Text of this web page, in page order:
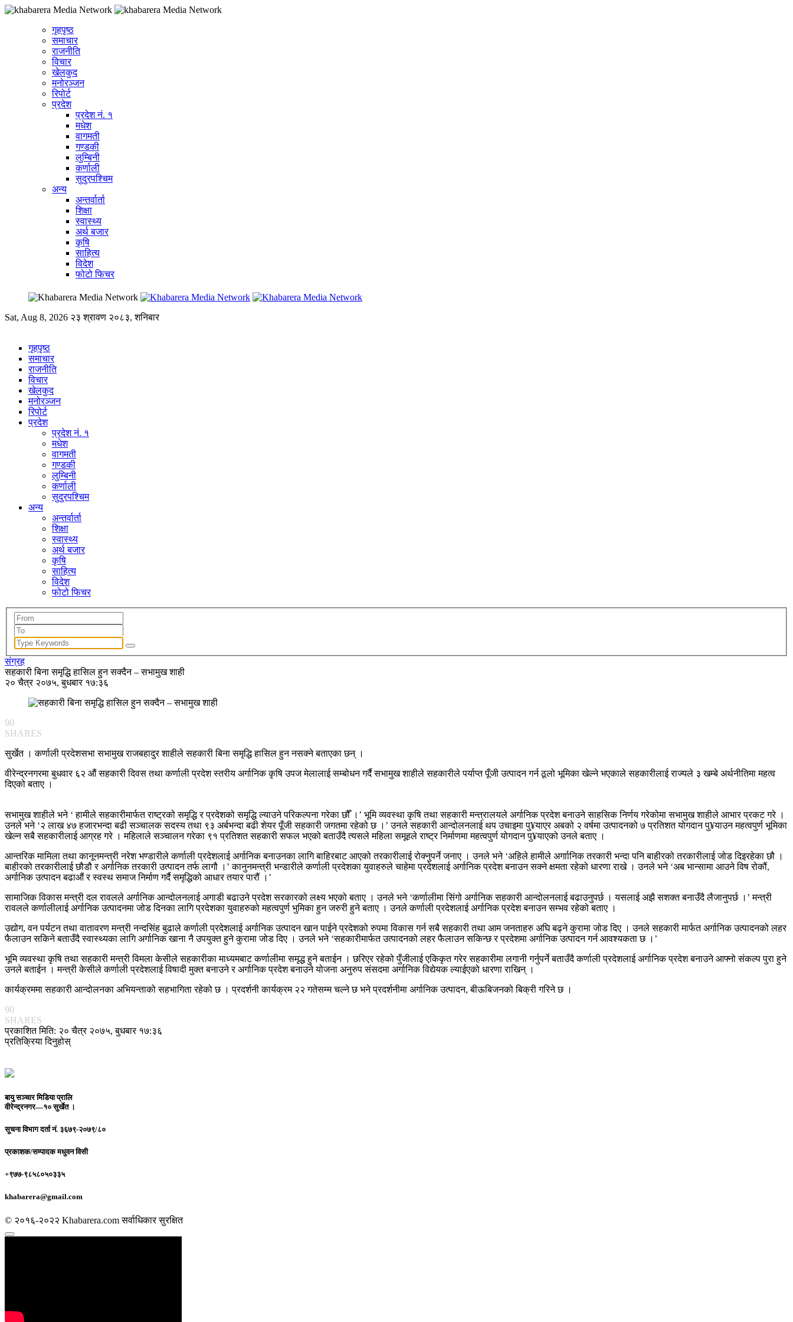
गृहपृष्ठ
समाचार
राजनीति
विचार
खेलकुद
मनोरञ्जन
रिपोर्ट
प्रदेश
प्रदेश नं. १
मधेश
वागमती
गण्डकी
लुम्बिनी
कर्णाली
सुदुरपश्चिम
अन्य
अन्तर्वार्ता
शिक्षा
स्वास्थ्य
अर्थ बजार
कृषि
साहित्य
विदेश
फोटो फिचर
Sat, Aug 8, 2026 २३ श्रावण २०८३, शनिबार
गृहपृष्ठ
समाचार
राजनीति
विचार
खेलकुद
मनोरञ्जन
रिपोर्ट
प्रदेश
प्रदेश नं. १
मधेश
वागमती
गण्डकी
लुम्बिनी
कर्णाली
सुदुरपश्चिम
अन्य
अन्तर्वार्ता
शिक्षा
स्वास्थ्य
अर्थ बजार
कृषि
साहित्य
विदेश
फोटो फिचर
संग्रह
सहकारी बिना समृद्धि हासिल हुन सक्दैन – सभामुख शाही
२० चैत्र २०७५, बुधबार १७:३६
90
SHARES
सुर्खेत । कर्णाली प्रदेशसभा सभामुख राजबहादुर शाहीले सहकारी बिना समृद्धि हासिल हुन नसक्ने बताएका छन् ।
वीरेन्द्रनगरमा बुधवार ६२ औं सहकारी दिवस तथा कर्णाली प्रदेश स्तरीय अर्गानिक कृषि उपज मेलालाई सम्बोधन गर्दै सभामुख शाहीले सहकारीले पर्याप्त पूँजी उत्पादन गर्न ठूलो भूमिका खेल्ने भएकाले सहकारीलाई राज्यले ३ खम्बे अर्थनीतिमा महत्व
दिएको बताए ।
सभामुख शाहीले भने ‘ हामीले सहकारीमार्फत राष्ट्रको समृद्धि र प्रदेशको समृद्धि ल्याउने परिकल्पना गरेका छौँ ।’ भूमि व्यवस्था कृषि तथा सहकारी मन्त्रालयले अर्गानिक प्रदेश बनाउने साहसिक निर्णय गरेकोमा सभामुख शाहीले आभार प्रकट गरे ।
उनले भने ‘२ लाख ४७ हजारभन्दा बढी सञ्चालक सदस्य तथा ९३ अर्बभन्दा बढी शेयर पूँजी सहकारी जगतमा रहेको छ ।’ उनले सहकारी आन्दोलनलाई थप उचाइमा पु¥याएर अबको २ वर्षमा उत्पादनको ७ प्रतिशत योगदान पु¥याउन महत्वपुर्ण भूमिका
खेल्न सबै सहकारीलाई आग्रह गरे । महिलाले सञ्चालन गरेका ९१ प्रतिशत सहकारी सफल भएको बताउँदै त्यसले महिला समूहले राष्ट्र निर्माणमा महत्वपुर्ण योगदान पु¥याएको उनले बताए ।
आन्तरिक मामिला तथा कानूनमन्त्री नरेश भण्डारीले कर्णाली प्रदेशलाई अर्गानिक बनाउनका लागि बाहिरबाट आएको तरकारीलाई रोक्नुपर्ने जनाए । उनले भने ‘अहिले हामीले अर्गाानिक तरकारी भन्दा पनि बाहीरको तरकारीलाई जोड दिइरहेका छौ ।
बाहीरको तरकारीलाई छौडौ र अर्गानिक तरकारी उत्पादन तर्फ लागौ ।’ कानुनमन्त्री भन्डारीले कर्णाली प्रदेशका युवाहरुले चाहेमा प्रदेशलाई अर्गानिक प्रदेश बनाउन सक्ने क्षमता रहेको धारणा राखे । उनले भने ‘अब भान्सामा आउने विष रोकौं,
अर्गानिक उत्पादन बढाऔं र स्वस्थ समाज निर्माण गर्दै समृद्धिको आधार तयार पारौं ।’
सामाजिक विकास मन्त्री दल रावलले अर्गानिक आन्दोलनलाई अगाडी बढाउने प्रदेश सरकारको लक्ष्य भएको बताए । उनले भने ‘कर्णालीमा सिंगो अर्गानिक सहकारी आन्दोलनलाई बढाउनुपर्छ । यसलाई अझै सशक्त बनाउँदै लैजानुपर्छ ।’ मन्त्री
रावलले कर्णालीलाई अर्गानिक उत्पादनमा जोड दिनका लागि प्रदेशका युवाहरुको महत्वपुर्ण भुमिका हुन जरुरी हुने बताए । उनले कर्णाली प्रदेशलाई अर्गानिक प्रदेश बनाउन सम्भव रहेको बताए ।
उद्योग, वन पर्यटन तथा वातावरण मन्त्री नन्दसिंह बुढाले कर्णाली प्रदेशलाई अर्गानिक उत्पादन खान पाईने प्रदेशको रुपमा विकास गर्न सबै सहकारी तथा आम जनताहरु अघि बढ्ने कुरामा जोड दिए । उनले सहकारी मार्फत अर्गानिक उत्पादनको लहर
फैलाउन सकिने बताउँदै स्वास्थ्यका लागि अर्गानिक खाना नै उपयुक्त हुने कुरामा जोड दिए । उनले भने ‘सहकारीमार्फत उत्पादनको लहर फैलाउन सकिन्छ र प्रदेशमा अर्गानिक उत्पादन गर्न आवश्यकता छ ।’
भूमि व्यवस्था कृषि तथा सहकारी मन्त्री विमला केसीले सहकारीका माध्यमबाट कर्णालीमा समृद्ध हुने बताईन । छरिएर रहेको पुँजीलाई एकिकृत गरेर सहकारीमा लगानी गर्नुपर्ने बताउँदै कर्णाली प्रदेशलाई अर्गानिक प्रदेश बनाउने आफ्नो संकल्प पुरा हुने
उनले बताईन । मन्त्री केसीले कर्णाली प्रदेशलाई विषादी मुक्त बनाउने र अर्गानिक प्रदेश बनाउने योजना अनुरुप संसदमा अर्गानिक विद्येयक ल्याईएको धारणा राखिन् ।
कार्यक्रममा सहकारी आन्दोलनका अभियन्ताको सहभागिता रहेको छ । प्रदर्शनी कार्यक्रम २२ गतेसम्म चल्ने छ भने प्रदर्शनीमा अर्गानिक उत्पादन, बीऊबिजनको बिक्री गरिने छ ।
90
SHARES
प्रकाशित मिति: २० चैत्र २०७५, बुधबार १७:३६
प्रतिक्रिया दिनुहोस्
बायु सञ्चार मिडिया प्रालि
वीरेन्द्रनगर—१० सुर्खेत ।
सूचना विभाग दर्ता नं. ३६७९-२०७९/८०
प्रकाशक/सम्पादकमधुवन विसी
+९७७-९८५८०५०३३५
khabarera@gmail.com
© २०१६-२०२२ Khabarera.com सर्वाधिकार सुरक्षित